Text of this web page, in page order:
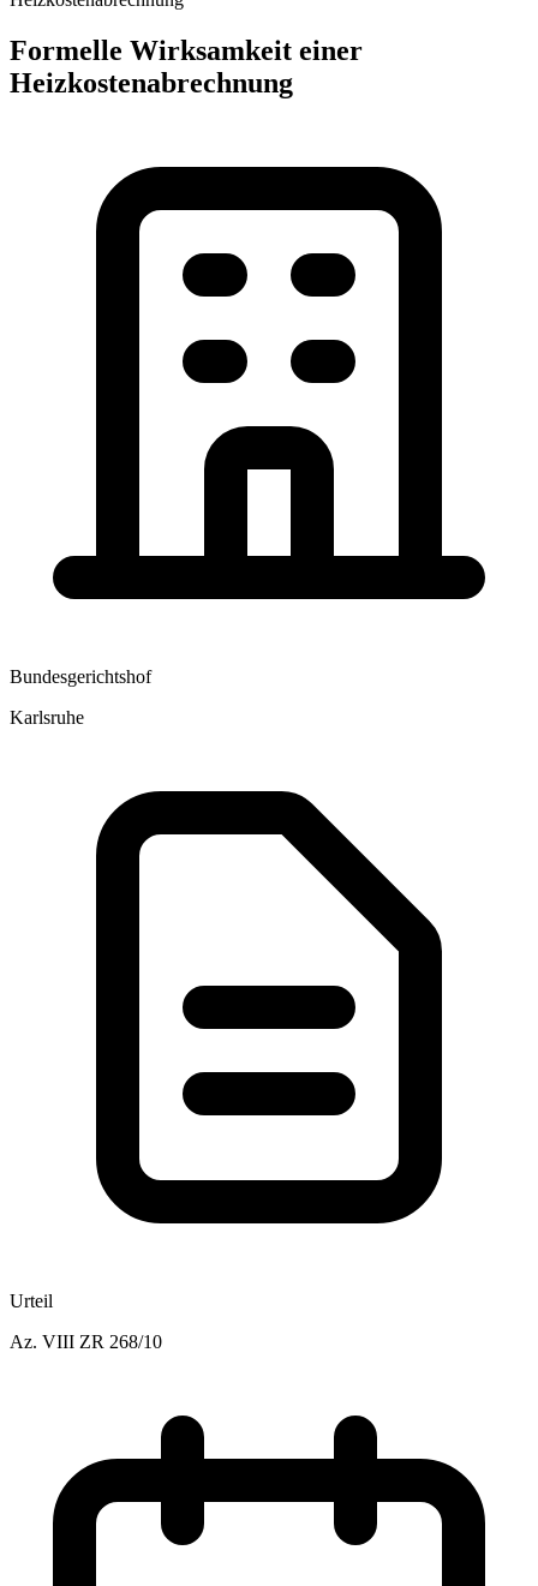
Formelle Wirksamkeit einer
Heizkostenabrechnung
Bundesgerichtshof
Karlsruhe
Urteil
Az. VIII ZR 268/10